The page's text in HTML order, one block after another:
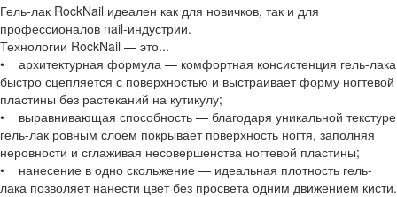
Гель-лак RockNail идеален как для новичков, так и для
профессионалов nail-индустрии.
Технологии RockNail — это...
• архитектурная формула — комфортная консистенция гель-лака
быстро сцепляется с поверхностью и выстраивает форму ногтевой
пластины без растеканий на кутикулу;
• выравнивающая способность — благодаря уникальной текстуре
гель-лак ровным слоем покрывает поверхность ногтя, заполняя
неровности и сглаживая несовершенства ногтевой пластины;
• нанесение в одно скольжение — идеальная плотность гель-
лака позволяет нанести цвет без просвета одним движением кисти.